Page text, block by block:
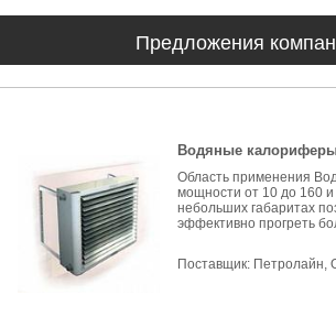
Предложения
Водяные
Область применения
мощности от 10 до 160 и
небольших габаритах
эффективно прогреть
Поставщик: Петролайн,